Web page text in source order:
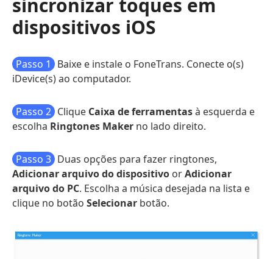
sincronizar toques em
dispositivos iOS
Passo 1
Baixe e instale o FoneTrans. Conecte o(s)
iDevice(s) ao computador.
Passo 2 Clique Caixa de ferramentasà esquerda e
escolha Ringtones Maker no lado direito.
Passo 3 Duas opções para fazer ringtones,
Adicionar arquivo do dispositivo orAdicionar
arquivo do PC. Escolha a música desejada na lista e
clique no botão Selecionar botão.